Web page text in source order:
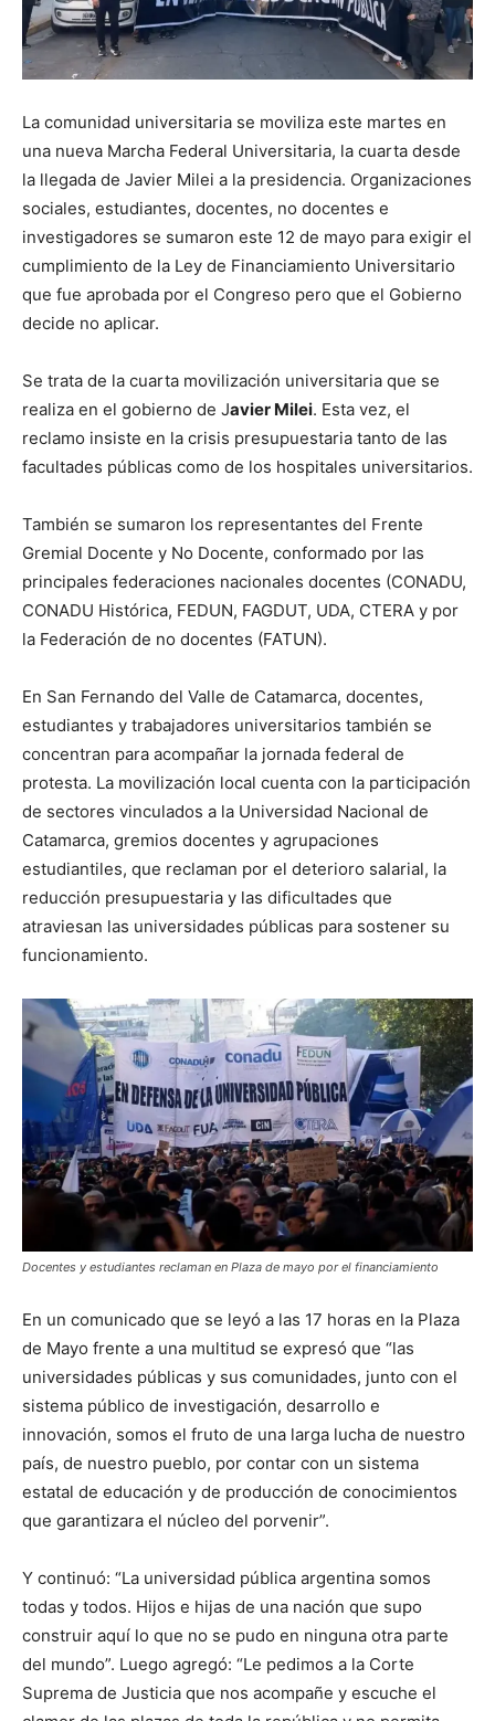
La comunidad universitaria se moviliza este martes en
una nueva Marcha Federal Universitaria, la cuarta desde
la llegada de Javier Milei a la presidencia. Organizaciones
sociales, estudiantes, docentes, no docentes e
investigadores se sumaron este 12 de mayo para exigir el
cumplimiento de la Ley de Financiamiento Universitario
que fue aprobada por el Congreso pero que el Gobierno
decide no aplicar.
Se trata de la cuarta movilización universitaria que se
realiza en el gobierno de Javier Milei. Esta vez, el
reclamo insiste en la crisis presupuestaria tanto de las
facultades públicas como de los hospitales universitarios.
También se sumaron los representantes del Frente
Gremial Docente y No Docente, conformado por las
principales federaciones nacionales docentes (CONADU,
CONADU Histórica, FEDUN, FAGDUT, UDA, CTERA y por
la Federación de no docentes (FATUN).
En San Fernando del Valle de Catamarca, docentes,
estudiantes y trabajadores universitarios también se
concentran para acompañar la jornada federal de
protesta. La movilización local cuenta con la participación
de sectores vinculados a la Universidad Nacional de
Catamarca, gremios docentes y agrupaciones
estudiantiles, que reclaman por el deterioro salarial, la
reducción presupuestaria y las dificultades que
atraviesan las universidades públicas para sostener su
funcionamiento.
Docentes y estudiantes reclaman en Plaza de mayo por el financiamiento
En un comunicado que se leyó a las 17 horas en la Plaza
de Mayo frente a una multitud se expresó que “las
universidades públicas y sus comunidades, junto con el
sistema público de investigación, desarrollo e
innovación, somos el fruto de una larga lucha de nuestro
país, de nuestro pueblo, por contar con un sistema
estatal de educación y de producción de conocimientos
que garantizara el núcleo del porvenir”.
Y continuó: “La universidad pública argentina somos
todas y todos. Hijos e hijas de una nación que supo
construir aquí lo que no se pudo en ninguna otra parte
del mundo”. Luego agregó: “Le pedimos a la Corte
Suprema de Justicia que nos acompañe y escuche el